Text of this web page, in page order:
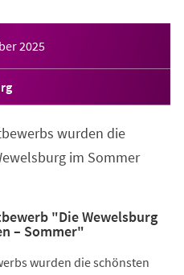
2025
wurden die
im Sommer
"Die Wewelsburg
– Sommer"
wurden die schönsten